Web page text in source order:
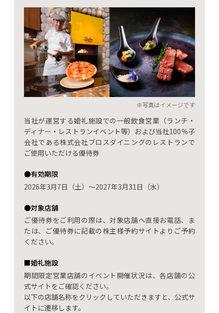
※写真はイメージです
当社が運営する婚礼施設での一般飲食営業（ランチ・
ディナー・レストランイベント等）および当社100％子
会社である株式会社ブロスダイニングのレストランで
ご使用いただける優待券
●有効期限
2026年3月7日（土）～2027年3月31日（水）
●対象店舗
ご優待券をご利用の際は、対象店舗へ直接お電話、ま
たは、ご優待券に記載の株主様予約サイトよりご予約
ください。
■婚礼施設
期間限定営業店舗のイベント開催状況は、各店舗の公
式サイトをご確認ください。
以下の店舗名称をクリックしていただきますと、公式サ
イトに遷移します。